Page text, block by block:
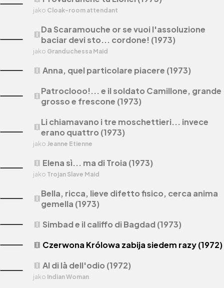
theaters Czerwona Królowa zabija siedem razy (1972)
theaters Al di là dell'odio (1972)
jako Indian Woman
jako Cloak-room attendant
theatersDa Scaramouche or se vuoi l'assoluzione
baciar devi sto... cordone! (1973)
jako Granduchessa Maid
theaters Anna, quel particolare piacere (1973)
theatersPatroclooo!... e il soldato Camillone, grande
grosso e frescone (1973)
theatersLi chiamavano i tre moschettieri... invece
erano quattro (1973)
jako Jeanne Etienne
theaters Elena sì... ma di Troia (1973)
jako Trojan Slave Maid
theatersBella, ricca, lieve difetto fisico, cerca anima
gemella (1973)
theaters Simbad e il califfo di Bagdad (1973)